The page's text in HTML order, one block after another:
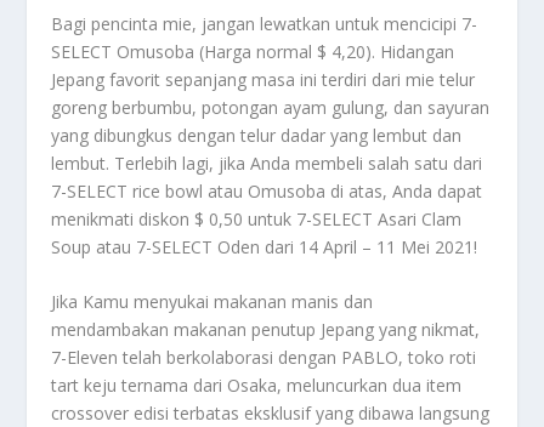
Bagi pencinta mie, jangan lewatkan untuk mencicipi 7-
SELECT Omusoba (Harga normal $ 4,20). Hidangan
Jepang favorit sepanjang masa ini terdiri dari mie telur
goreng berbumbu, potongan ayam gulung, dan sayuran
yang dibungkus dengan telur dadar yang lembut dan
lembut. Terlebih lagi, jika Anda membeli salah satu dari
7-SELECT rice bowl atau Omusoba di atas, Anda dapat
menikmati diskon $ 0,50 untuk 7-SELECT Asari Clam
Soup atau 7-SELECT Oden dari 14 April – 11 Mei 2021!
Jika Kamu menyukai makanan manis dan
mendambakan makanan penutup Jepang yang nikmat,
7-Eleven telah berkolaborasi dengan PABLO, toko roti
tart keju ternama dari Osaka, meluncurkan dua item
crossover edisi terbatas eksklusif yang dibawa langsung